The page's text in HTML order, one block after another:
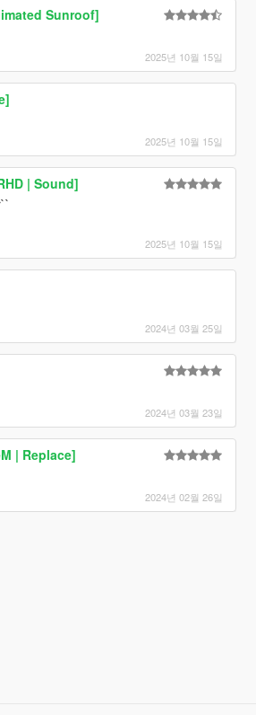
Sunroof]
2025년 10월 15일
2025년 10월 15일
| Sound]
2025년 10월 15일
2024년 03월 25일
2024년 03월 23일
| Replace]
2024년 02월 26일